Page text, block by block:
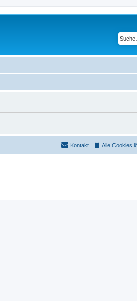
Alle Cookies
Kontakt